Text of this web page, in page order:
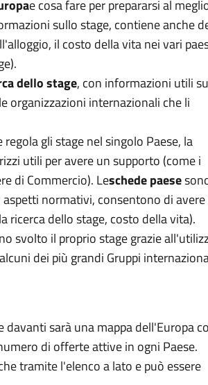
e cosa fare per prepararsi al
sullo stage, contiene anche
il costo della vita nei vari
dello stage, con informazioni utili
organizzazioni internazionali che li
gli stage nel singolo Paese, la
utili per avere un supporto (come i
di Commercio). Leschede paese
normativi, consentono di
dello stage, costo della vita).
svolto il proprio stage grazie
dei più grandi Gruppi
sarà una mappa dell'Europa
di offerte attive in ogni Paese.
tramite l'elenco a lato e può essere